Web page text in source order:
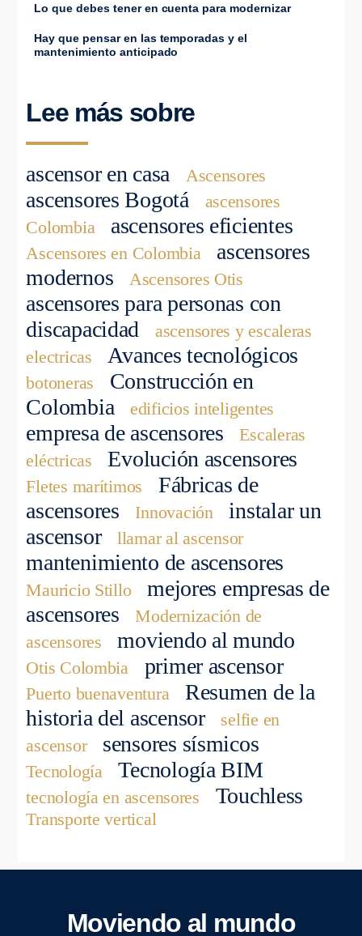
Lo que debes tener en cuenta para modernizar
Hay que pensar en las temporadas y el
mantenimiento anticipado
Lee más sobre
ascensor en casa Ascensores
ascensores Bogotá
ascensores
Colombia
ascensores eficientes
Ascensores en Colombia
ascensores
modernos
Ascensores Otis
ascensores para personas con
discapacidad
ascensores y escaleras
electricas
Avances tecnológicos
botoneras
Construcción en
Colombia
edificios inteligentes
empresa de ascensores
Escaleras
eléctricas
Evolución ascensores
Fletes marítimos
Fábricas de
ascensores
Innovación
instalar un
ascensor
llamar al ascensor
mantenimiento de ascensores
Mauricio Stillo
mejores empresas de
ascensores
Modernización de
ascensores
moviendo al mundo
Otis Colombia primer ascensor
Puerto buenaventura
Resumen de la
historia del ascensor
selfie en
ascensor
sensores sísmicos
Tecnología Tecnología BIM
tecnología en ascensores Touchless
Transporte vertical
Moviendo al mundo